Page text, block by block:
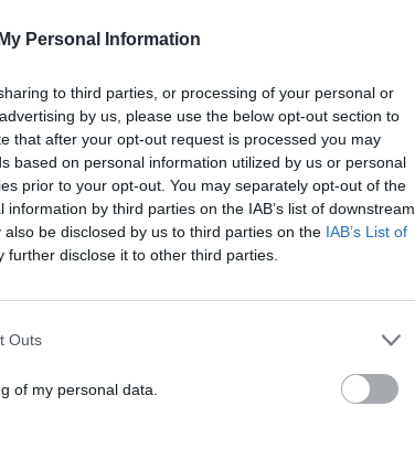
Personal Information
to third parties, or processing of your personal or
by us, please use the below opt-out section to
that after your opt-out request is processed you may
based on personal information utilized by us or personal
prior to your opt-out. You may separately opt-out of the
by third parties on the IAB’s list of downstream
be disclosed by us to third parties on the IAB’s List of
further disclose it to other third parties.
Outs
of my personal data.